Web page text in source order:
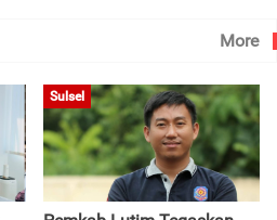
More
Sulsel